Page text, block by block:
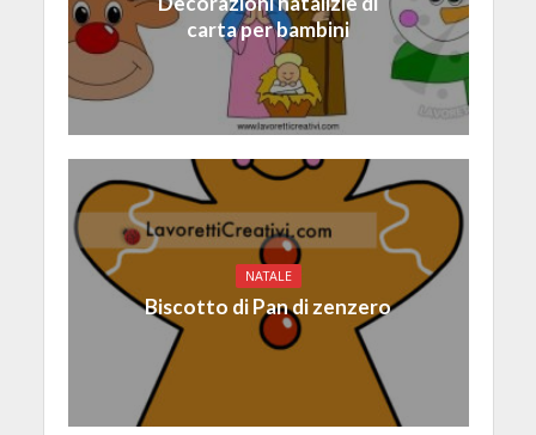
carta per bambini
NATALE
Biscotto di Pan di zenzero